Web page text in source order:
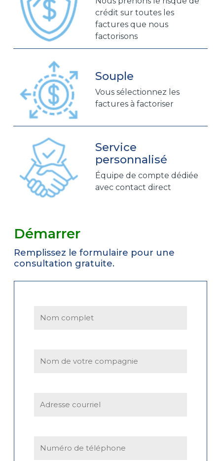
crédit sur toutes les
factures que nous
factorisons
Souple
Vous sélectionnez les
factures à factoriser
Service
personnalisé
Équipe de compte dédiée
avec contact direct
Démarrer
Remplissez le formulaire pour une
consultation gratuite.